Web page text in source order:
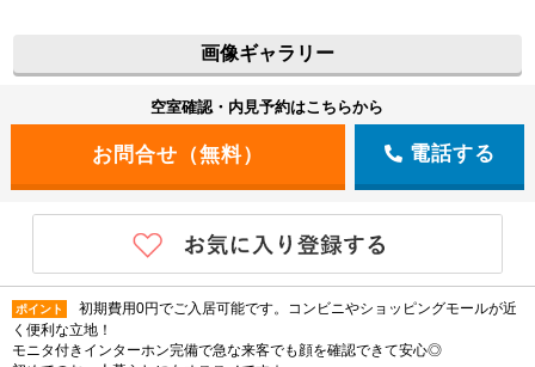
画像ギャラリー
空室確認・内見予約はこちらから
電話する
ポイント
初期費用0円でご入居可能です。コンビニやショッピングモールが近
く便利な立地！
モニタ付きインターホン完備で急な来客でも顔を確認できて安心◎